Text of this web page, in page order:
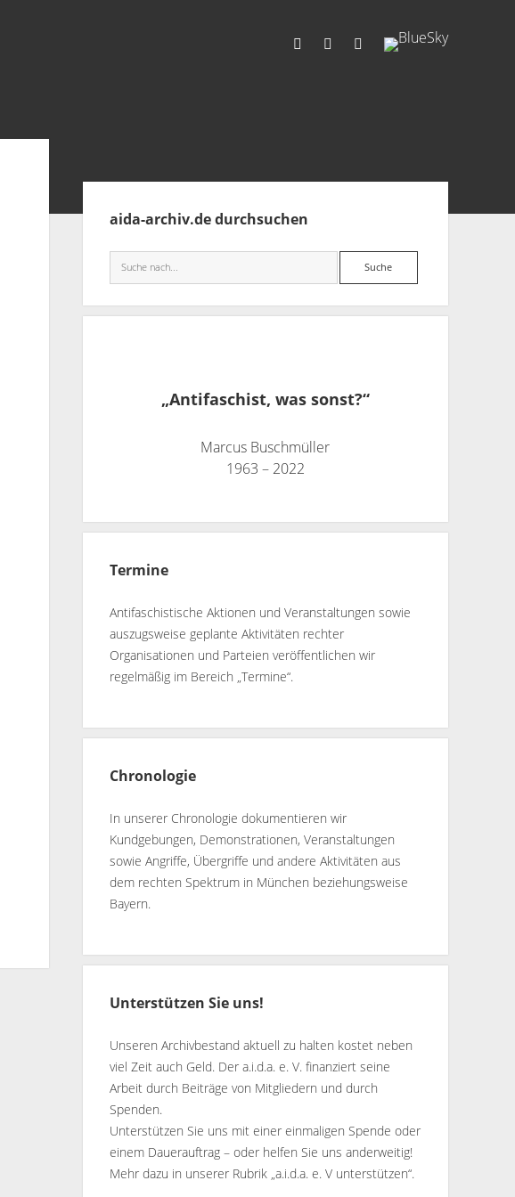
facebook info@aida-archiv.de
aida-archiv.de durchsuchen
Suche
„Antifaschist, was sonst?“
Marcus Buschmüller
1963 – 2022
Termine
Antifaschistische Aktionen und Veranstaltungen sowie
auszugsweise geplante Aktivitäten rechter
Organisationen und Parteien veröffentlichen wir
regelmäßig im Bereich „Termine“.
Chronologie
In unserer Chronologie dokumentieren wir
Kundgebungen, Demonstrationen, Veranstaltungen
sowie Angriffe, Übergriffe und andere Aktivitäten aus
dem rechten Spektrum in München beziehungsweise
Bayern.
Unterstützen Sie uns!
Unseren Archivbestand aktuell zu halten kostet neben
viel Zeit auch Geld. Der a.i.d.a. e. V. finanziert seine
Arbeit durch Beiträge von Mitgliedern und durch
Spenden.
Unterstützen Sie uns mit einer einmaligen Spende oder
einem Dauerauftrag – oder helfen Sie uns anderweitig!
Mehr dazu in unserer Rubrik „a.i.d.a. e. V unterstützen“.